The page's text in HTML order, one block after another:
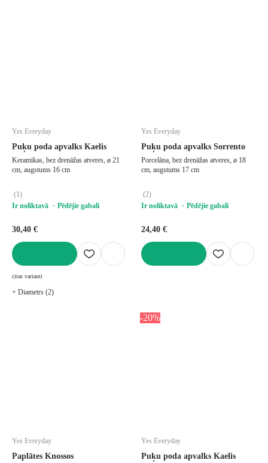
Yes Everyday
Puķu poda apvalks Kaelis
Keramikas, bez drenāžas atveres, ø 21
cm, augstums 16 cm
(1)
Ir noliktavā
Pēdējie gabali
30,40 €
citas varianti
+ Diametrs (2)
Yes Everyday
Puķu poda apvalks Sorrento
Porcelāna, bez drenāžas atveres, ø 18
cm, augstums 17 cm
(2)
Ir noliktavā
Pēdējie gabali
24,40 €
Yes Everyday
Paplātes Knossos
-20%
Yes Everyday
Puķu poda apvalks Kaelis